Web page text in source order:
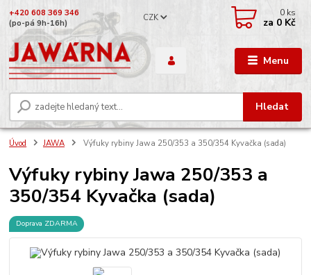
Menu
CZK
Hledat
+420 608 369 346
(po-pá 9h-16h)
0 ks
za 0 Kč
Úvod JAWA Výfuky rybiny Jawa 250/353 a 350/354 Kyvačka (sada)
Výfuky rybiny Jawa 250/353 a
350/354 Kyvačka (sada)
Doprava ZDARMA